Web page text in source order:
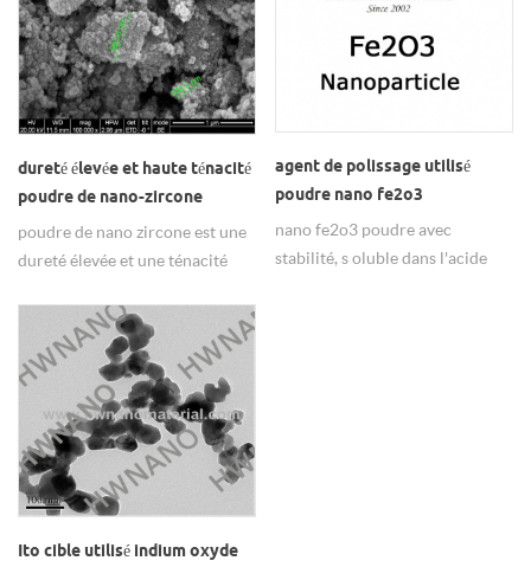
dureté élevée et haute ténacité
poudre de nano-zircone
utilisée dans les céramiques de
structure
poudre de nano zircone est une
dureté élevée et une ténacité
les céramiques structurelles. &
nbsp;
agent de polissage utilisé
poudre nano fe2o3
nano fe2o3 poudre avec
stabilité, s oluble dans l'acide
Ito cible utilisé indium oxyde